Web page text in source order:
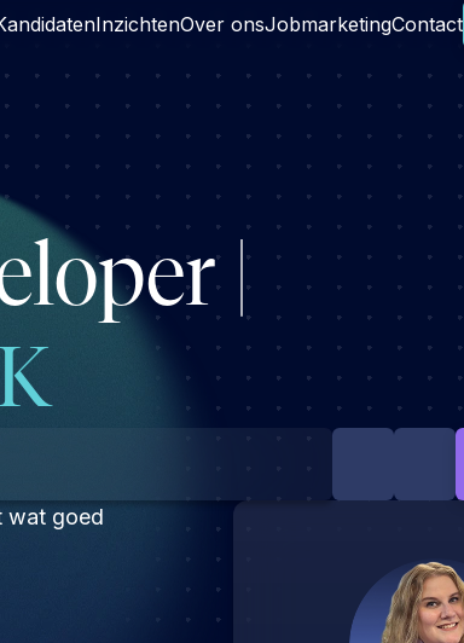
InzichtenOver onsJobmarketingContact
|
wat goed